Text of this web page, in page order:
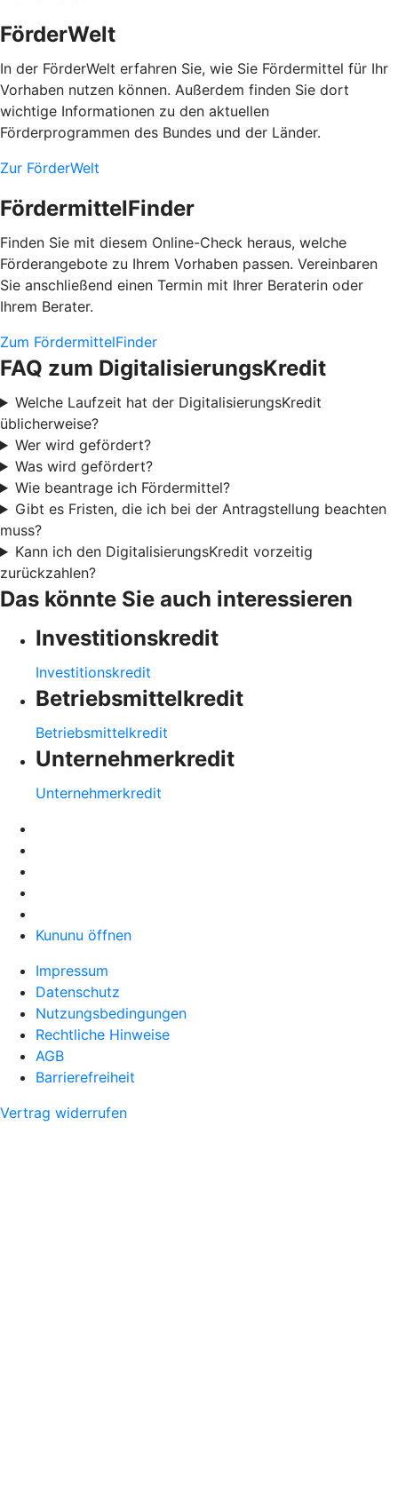
FörderWelt
In der FörderWelt erfahren Sie, wie Sie Fördermittel für Ihr
Vorhaben nutzen können. Außerdem finden Sie dort
wichtige Informationen zu den aktuellen
Förderprogrammen des Bundes und der Länder.
Zur FörderWelt
FördermittelFinder
Finden Sie mit diesem Online-Check heraus, welche
Förderangebote zu Ihrem Vorhaben passen. Vereinbaren
Sie anschließend einen Termin mit Ihrer Beraterin oder
Ihrem Berater.
Zum FördermittelFinder
FAQ zum DigitalisierungsKredit
Welche Laufzeit hat der DigitalisierungsKredit
üblicherweise?
Wer wird gefördert?
Was wird gefördert?
Wie beantrage ich Fördermittel?
Gibt es Fristen, die ich bei der Antragstellung beachten
muss?
Kann ich den DigitalisierungsKredit vorzeitig
zurückzahlen?
Das könnte Sie auch interessieren
Investitionskredit
Investitionskredit
Betriebsmittelkredit
Betriebsmittelkredit
Unternehmerkredit
Unternehmerkredit
Kununu öffnen
Impressum
Datenschutz
Nutzungsbedingungen
Rechtliche Hinweise
AGB
Barrierefreiheit
Vertrag widerrufen